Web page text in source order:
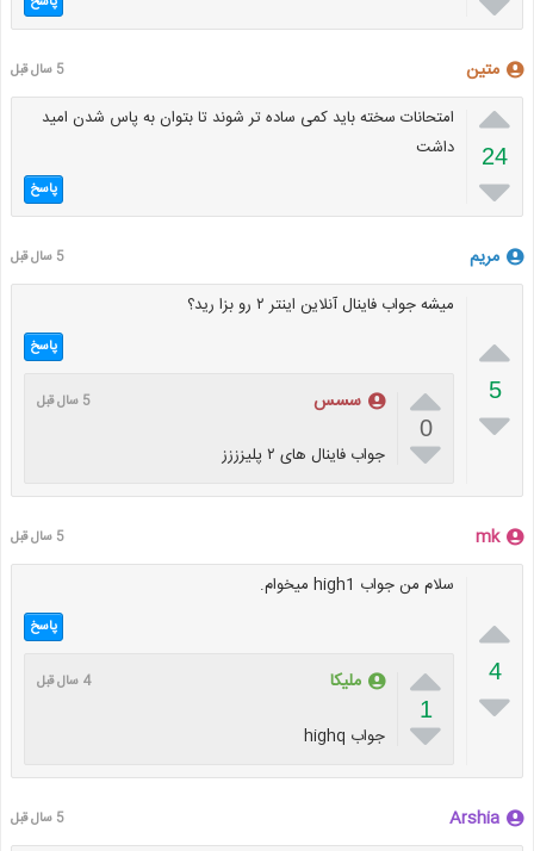
متین 5 سال قبل

24

امتحانات سخته باید کمی ساده تر شوند تا بتوان به پاس شدن امید
داشت
پاسخ
مریم 5 سال قبل

5

میشه جواب فاینال آنلاین اینتر ۲ رو بزا رید؟
پاسخ

0

سسس 5 سال قبل
جواب فاینال های ۲ پلیزززز
mk 5 سال قبل

4

سلام من جواب high1 میخوام.
پاسخ

1

ملیکا 4 سال قبل
جواب highq
Arshia 5 سال قبل